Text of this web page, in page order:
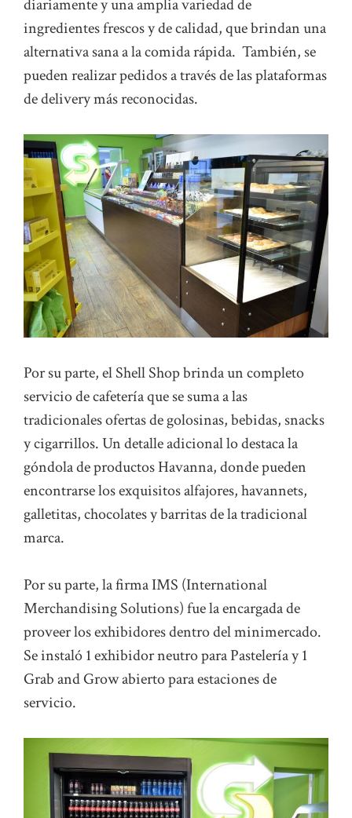
diariamente y una amplia variedad de
ingredientes frescos y de calidad, que brindan una
alternativa sana a la comida rápida. También, se
pueden realizar pedidos a través de las plataformas
de delivery más reconocidas.
Por su parte, el Shell Shop brinda un completo
servicio de cafetería que se suma a las
tradicionales ofertas de golosinas, bebidas, snacks
y cigarrillos. Un detalle adicional lo destaca la
góndola de productos Havanna, donde pueden
encontrarse los exquisitos alfajores, havannets,
galletitas, chocolates y barritas de la tradicional
marca.
Por su parte, la firma IMS (International
Merchandising Solutions) fue la encargada de
proveer los exhibidores dentro del minimercado.
Se instaló 1 exhibidor neutro para Pastelería y 1
Grab and Grow abierto para estaciones de
servicio.